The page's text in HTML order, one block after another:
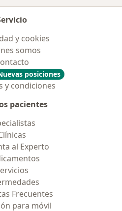
y cookies
somos
posiciones
y condiciones
pacientes
al Experto
Frecuentes
para móvil